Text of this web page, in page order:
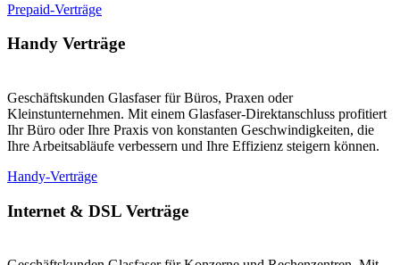
Prepaid-Verträge
Handy Verträge
Geschäftskunden Glasfaser für Büros, Praxen oder
Kleinstunternehmen. Mit einem Glasfaser-Direktanschluss profitiert
Ihr Büro oder Ihre Praxis von konstanten Geschwindigkeiten, die
Ihre Arbeitsabläufe verbessern und Ihre Effizienz steigern können.
Handy-Verträge
Internet & DSL Verträge